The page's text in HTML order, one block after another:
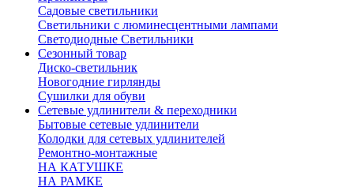
Садовые светильники
Светильники с люминесцентными лампами
Светодиодные Светильники
Сезонный товар
Диско-светильник
Новогодние гирлянды
Сушилки для обуви
Сетевые удлинители & переходники
Бытовые сетевые удлинители
Колодки для сетевых удлинителей
Ремонтно-монтажные
НА КАТУШКЕ
НА РАМКЕ